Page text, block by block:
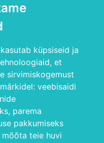
küpsiseid ja
et
sirvimiskogemust
veebisaidi
, parema
pakkumiseks
teie huvi
lugeda